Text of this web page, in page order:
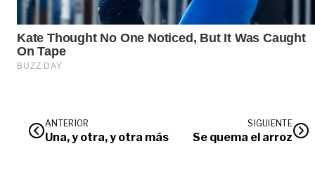
ANTERIOR
Una, y otra, y otra más
SIGUIENTE
Se quema el arroz